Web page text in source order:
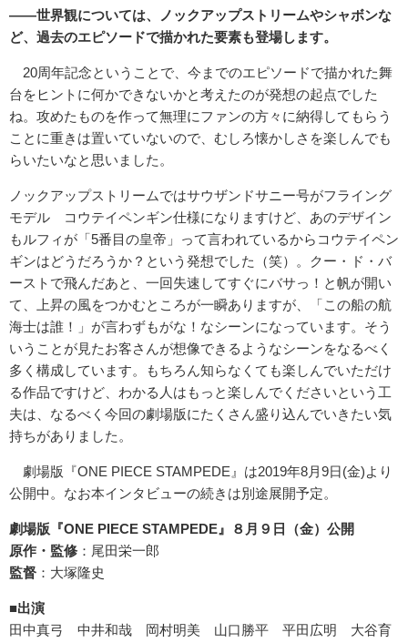
――世界観については、ノックアップストリームやシャボンな
ど、過去のエピソードで描かれた要素も登場します。
20周年記念ということで、今までのエピソードで描かれた舞
台をヒントに何かできないかと考えたのが発想の起点でした
ね。攻めたものを作って無理にファンの方々に納得してもらう
ことに重きは置いていないので、むしろ懐かしさを楽しんでも
らいたいなと思いました。
ノックアップストリームではサウザンドサニー号がフライング
モデル コウテイペンギン仕様になりますけど、あのデザイン
もルフィが「5番目の皇帝」って言われているからコウテイペン
ギンはどうだろうか？という発想でした（笑）。クー・ド・バ
ーストで飛んだあと、一回失速してすぐにバサっ！と帆が開い
て、上昇の風をつかむところが一瞬ありますが、「この船の航
海士は誰！」が言わずもがな！なシーンになっています。そう
いうことが見たお客さんが想像できるようなシーンをなるべく
多く構成しています。もちろん知らなくても楽しんでいただけ
る作品ですけど、わかる人はもっと楽しんでくださいという工
夫は、なるべく今回の劇場版にたくさん盛り込んでいきたい気
持ちがありました。
劇場版『ONE PIECE STAMPEDE』は2019年8月9日(金)より
公開中。なお本インタビューの続きは別途展開予定。
劇場版『ONE PIECE STAMPEDE 』８月９日（金）公開
原作・監修 ：尾田栄一郎
監督 ：大塚隆史
■出演
田中真弓 中井和哉 岡村明美 山口勝平 平田広明 大谷育